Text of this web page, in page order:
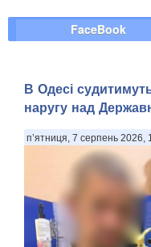
FaceBook
В Одесі
наругу над
п’ятниця, 7 серпень 2026,